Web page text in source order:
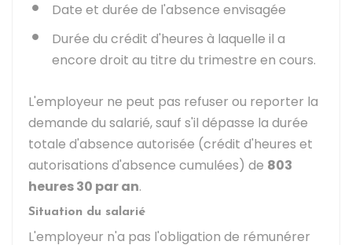
Date et durée de l'absence envisagée
Durée du crédit d'heures à laquelle il a
encore droit au titre du trimestre en cours.
L'employeur ne peut pas refuser ou reporter la
demande du salarié, sauf s'il dépasse la durée
totale d'absence autorisée (crédit d'heures et
autorisations d'absence cumulées) de 803
heures 30 par an.
Situation du salarié
L'employeur n'a pas l'obligation de rémunérer